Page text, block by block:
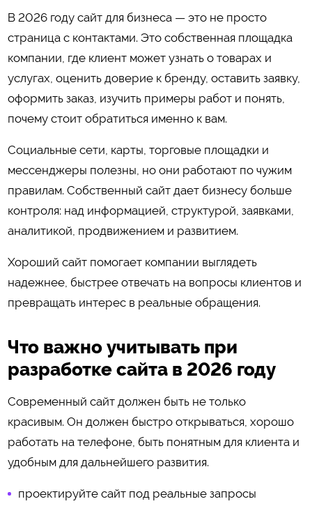
В 2026 году сайт для бизнеса — это не просто
страница с контактами. Это собственная площадка
компании, где клиент может узнать о товарах и
услугах, оценить доверие к бренду, оставить заявку,
оформить заказ, изучить примеры работ и понять,
почему стоит обратиться именно к вам.
Социальные сети, карты, торговые площадки и
мессенджеры полезны, но они работают по чужим
правилам. Собственный сайт дает бизнесу больше
контроля: над информацией, структурой, заявками,
аналитикой, продвижением и развитием.
Хороший сайт помогает компании выглядеть
надежнее, быстрее отвечать на вопросы клиентов и
превращать интерес в реальные обращения.
Что важно учитывать при
разработке сайта в 2026 году
Современный сайт должен быть не только
красивым. Он должен быстро открываться, хорошо
работать на телефоне, быть понятным для клиента и
удобным для дальнейшего развития.
проектируйте сайт под реальные запросы